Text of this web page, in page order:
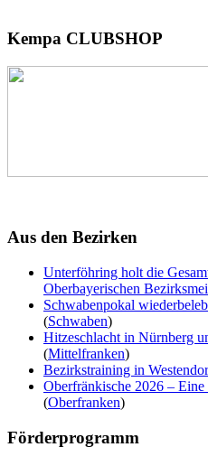
Kempa CLUBSHOP
Aus den Bezirken
Unterföhring holt die
Oberbayerischen
Schwabenpokal
(Schwaben)
Hitzeschlacht in Nürnberg
(Mittelfranken)
Bezirkstraining in
Oberfränkische 2026 –
(Oberfranken)
Förderprogramm